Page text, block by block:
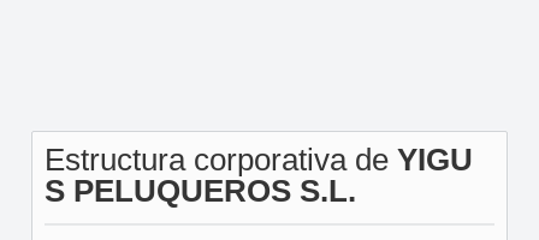
Estructura corporativa de YIGU
S PELUQUEROS S.L.